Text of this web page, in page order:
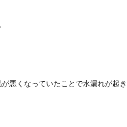
悪くなっていたことで水漏れが起き